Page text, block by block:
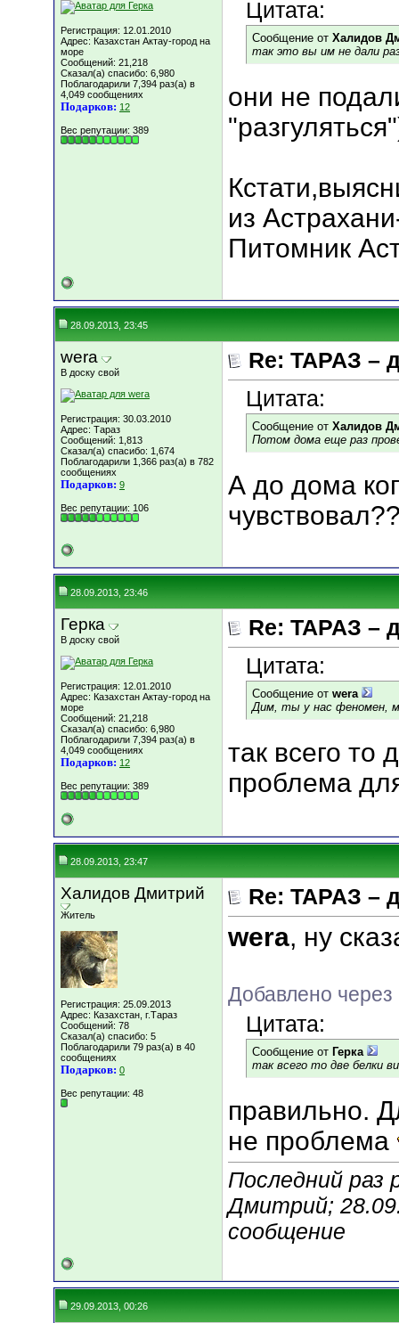
Регистрация: 12.01.2010
Адрес: Казахстан Актау-город на
море
Сообщений: 21,218
Сказал(а) спасибо: 6,980
Поблагодарили 7,394 раз(а) в
4,049 сообщениях
Подарков: 12
Вес репутации: 389
Цитата:
Сообщение от Халидов
так это вы им не дали
они не
из
Питомник
28.09.2013, 23:45
wera
В доску свой
Регистрация: 30.03.2010
Адрес: Тараз
Сообщений: 1,813
Сказал(а) спасибо: 1,674
Поблагодарили 1,366 раз(а) в 782
сообщениях
Подарков: 9
Вес репутации: 106
Re: ТАРАЗ –
Цитата:
Сообщение от Халидов
Потом дома еще раз
А до дома
28.09.2013, 23:46
Герка
В доску свой
Регистрация: 12.01.2010
Адрес: Казахстан Актау-город на
море
Сообщений: 21,218
Сказал(а) спасибо: 6,980
Поблагодарили 7,394 раз(а) в
4,049 сообщениях
Подарков: 12
Вес репутации: 389
Re: ТАРАЗ –
Цитата:
Сообщение от wera
Дим, ты у нас феномен,
так всего то
проблема
28.09.2013, 23:47
Халидов Дмитрий
Житель
Регистрация: 25.09.2013
Адрес: Казахстан, г.Тараз
Сообщений: 78
Сказал(а) спасибо: 5
Поблагодарили 79 раз(а) в 40
сообщениях
Подарков: 0
Вес репутации: 48
Re: ТАРАЗ –
wera, ну
Добавлено через
Цитата:
Сообщение от Герка
так всего то две белки
правильно.
не проблема
Последний раз
Дмитрий;
сообщение
29.09.2013, 00:26